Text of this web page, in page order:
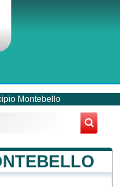
Montebello